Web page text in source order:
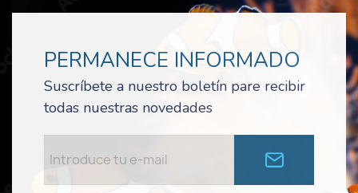
PERMANECE INFORMADO
Suscríbete a nuestro boletín pare recibir
todas nuestras novedades